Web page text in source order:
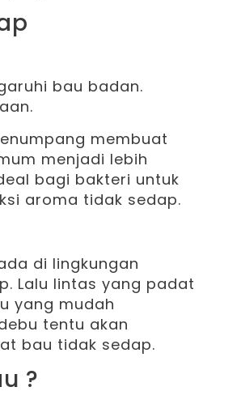
bau badan.
membuat
menjadi lebih
bagi bakteri untuk
aroma tidak sedap.
di lingkungan
Lalu lintas yang padat
yang mudah
tentu akan
bau tidak sedap.
?